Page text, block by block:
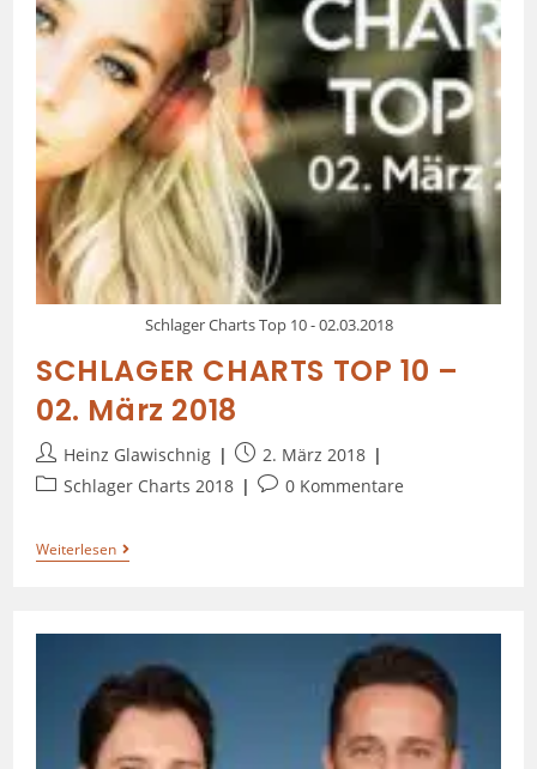
Schlager Charts Top 10 - 02.03.2018
SCHLAGER CHARTS TOP 10 –
02. März 2018
Heinz Glawischnig
2. März 2018
Schlager Charts 2018
0 Kommentare
Weiterlesen